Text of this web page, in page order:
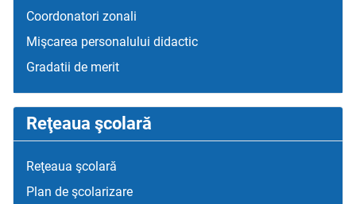
Coordonatori zonali
Mişcarea personalului didactic
Gradatii de merit
Reţeaua şcolară
Reţeaua şcolară
Plan de şcolarizare